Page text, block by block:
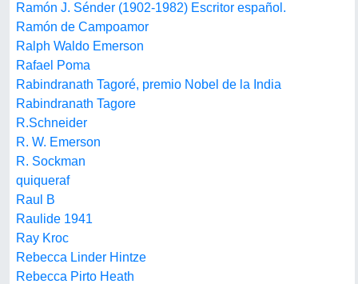
Ramón J. Sénder (1902-1982) Escritor español.
Ramón de Campoamor
Ralph Waldo Emerson
Rafael Poma
Rabindranath Tagoré, premio Nobel de la India
Rabindranath Tagore
R.Schneider
R. W. Emerson
R. Sockman
quiqueraf
Raul B
Raulide 1941
Ray Kroc
Rebecca Linder Hintze
Rebecca Pirto Heath